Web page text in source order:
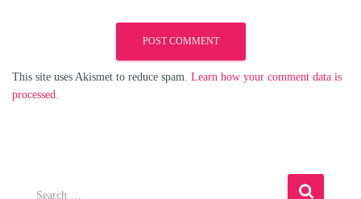
This site uses Akismet to reduce spam. Learn how your comment data is
processed.
S